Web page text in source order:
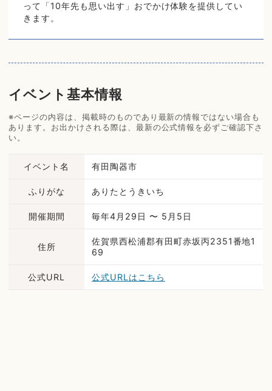
って「10年先も思い出す」おでかけ体験を提供してい
きます。
イベント基本情報
※ページの内容は、掲載時のものであり最新の情報ではない場合も
あります。お出かけされる際は、最新の公式情報を必ずご確認下さ
い。
イベント名 有田陶器市
ふりがな ありたとうきいち
開催期間 毎年4月29日 〜 5月5日
住所
佐賀県西松浦郡有田町赤坂丙2351番地1
69
公式URL 公式URLはこちら